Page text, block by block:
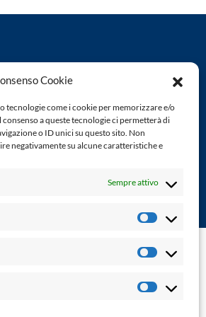
Cookie
come i cookie per memorizzare e/o
a queste tecnologie ci permetterà di
o ID unici su questo sito. Non
negativamente su alcune caratteristiche e
Sempre attivo
web: Vincenzo Patricolo